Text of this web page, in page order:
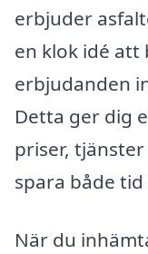
erbjuder
en klok idé
erbjudanden
Detta ger dig
priser,
spara både
När du